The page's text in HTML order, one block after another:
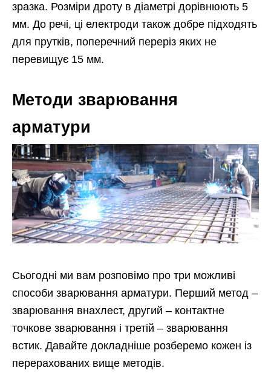
зразка. Розміри дроту в діаметрі дорівнюють 5
мм. До речі, ці електроди також добре підходять
для прутків, поперечний переріз яких не
перевищує 15 мм.
Методи зварювання
арматури
Сьогодні ми вам розповімо про три можливі
способи зварювання арматури. Перший метод –
зварювання внахлест, другий – контактне
точкове зварювання і третій – зварювання
встик. Давайте докладніше розберемо кожен із
перерахованих вище методів.